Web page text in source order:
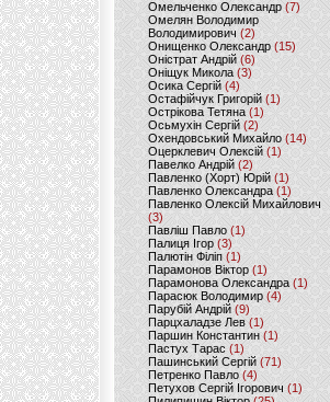
Омельченко Олександр(7)
Омелян Володимир
Володимирович (2)
Онищенко Олександр (15)
Оністрат Андрій (6)
Оніщук Микола (3)
Осика Сергій(4)
Остафійчук Григорій(1)
Острікова Тетяна (1)
Осьмухін Сергій (2)
Охендовський Михайло (14)
Оцерклевич Олексій (1)
Павелко Андрій (2)
Павленко (Хорт) Юрій (1)
Павленко Олександра (1)
Павленко Олексій Михайлович
(3)
Павліш Павло(1)
Палиця Ігор (3)
Палютін Філіп(1)
Парамонов Віктор (1)
Парамонова Олександра(1)
Парасюк Володимир(4)
Парубій Андрій (9)
Парцхаладзе Лев (1)
Паршин Константин(1)
Пастух Тарас (1)
Пашинський Сергій (71)
Петренко Павло (4)
Петухов Сергій Ігорович (1)